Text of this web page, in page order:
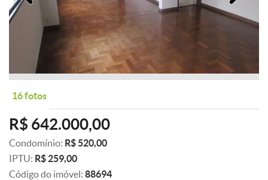
16 fotos
R$ 642.000,00
Condomínio: R$ 520,00
IPTU: R$ 259,00
Código do imóvel: 88694